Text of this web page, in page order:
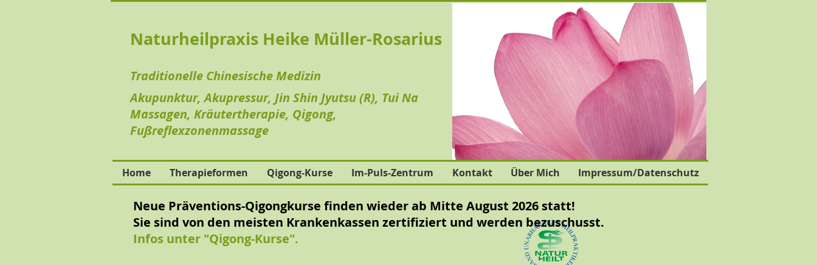
Naturheilpraxis Heike Müller-Rosarius
Traditionelle Chinesische Medizin
Akupunktur, Akupressur, Jin Shin Jyutsu (R), Tui Na
Massagen, Kräutertherapie, Qigong,
Fußreflexzonenmassage
Neue Präventions-Qigongkurse finden wieder ab Mitte August 2026 statt!
Sie sind von den meisten Krankenkassen zertifiziert und werden bezuschusst.
Infos unter "Qigong-Kurse".
Home Therapieformen Qigong-Kurse Im-Puls-Zentrum Kontakt Über Mich Impressum/Datenschutz